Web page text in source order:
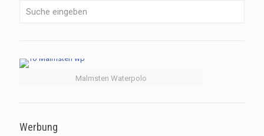
Malmsten Waterpolo
Werbung